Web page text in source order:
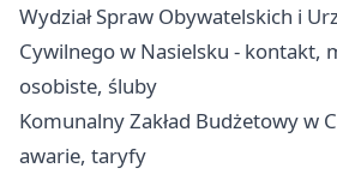
Wydział Spraw Obywatelskich i
Cywilnego w Nasielsku - kontakt,
osobiste, śluby
Komunalny Zakład Budżetowy w
awarie, taryfy